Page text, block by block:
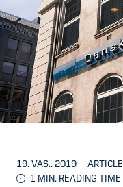
19. VAS.. 2019 – ARTICLE
1 MIN. READING TIME